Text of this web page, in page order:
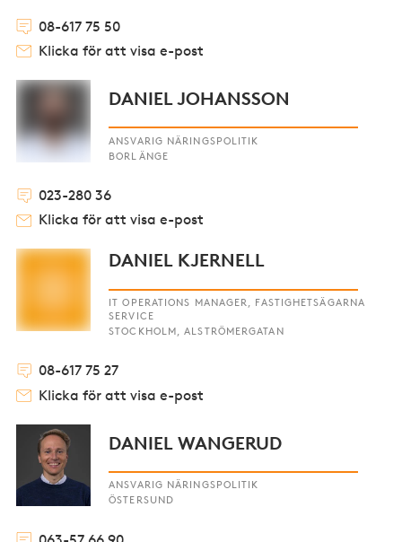
08-617 75 50
Klicka för att visa e-post
DANIEL JOHANSSON
ANSVARIG NÄRINGSPOLITIK
BORLÄNGE
023-280 36
Klicka för att visa e-post
DANIEL KJERNELL
IT OPERATIONS MANAGER, FASTIGHETSÄGARNA
SERVICE
STOCKHOLM, ALSTRÖMERGATAN
08-617 75 27
Klicka för att visa e-post
DANIEL WANGERUD
ANSVARIG NÄRINGSPOLITIK
ÖSTERSUND